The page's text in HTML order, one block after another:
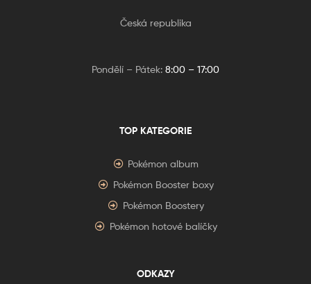
Česká republika
Pondělí – Pátek: 8:00 – 17:00
TOP KATEGORIE
Pokémon album
Pokémon Booster boxy
Pokémon Boostery
Pokémon hotové balíčky
ODKAZY